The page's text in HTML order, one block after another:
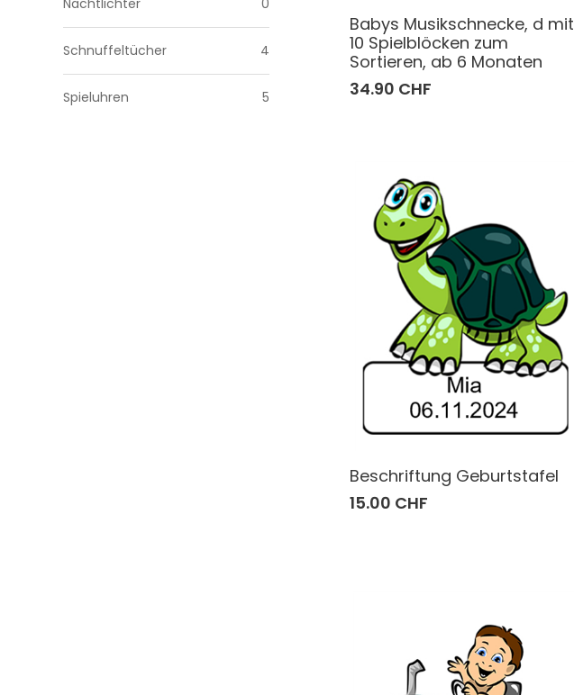
Nachtlichter 0
Schnuffeltücher 4
Spieluhren 5
Babys Musikschnecke, d mit
10 Spielblöcken zum
Sortieren, ab 6 Monaten
34.90 CHF
Beschriftung Geburtstafel
15.00 CHF